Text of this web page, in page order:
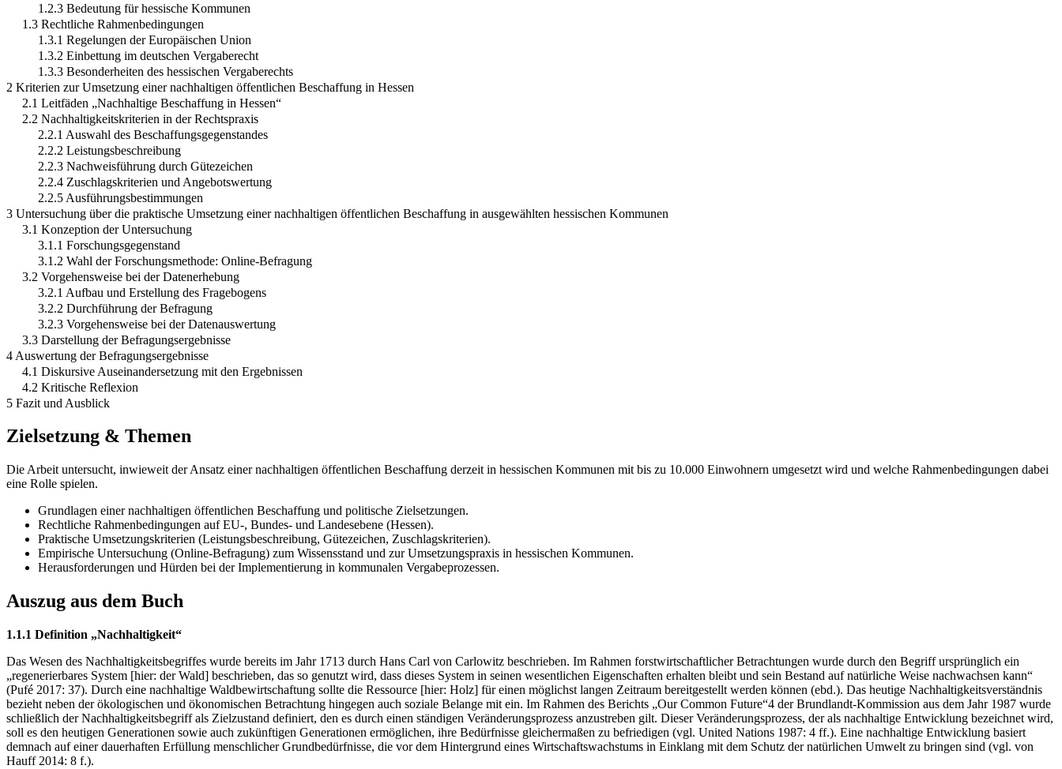
1.2.3 Bedeutung für hessische Kommunen
1.3 Rechtliche Rahmenbedingungen
1.3.1 Regelungen der Europäischen Union
1.3.2 Einbettung im deutschen Vergaberecht
1.3.3 Besonderheiten des hessischen Vergaberechts
2 Kriterien zur Umsetzung einer nachhaltigen öffentlichen Beschaffung in Hessen
2.1 Leitfäden „Nachhaltige Beschaffung in Hessen“
2.2 Nachhaltigkeitskriterien in der Rechtspraxis
2.2.1 Auswahl des Beschaffungsgegenstandes
2.2.2 Leistungsbeschreibung
2.2.3 Nachweisführung durch Gütezeichen
2.2.4 Zuschlagskriterien und Angebotswertung
2.2.5 Ausführungsbestimmungen
3 Untersuchung über die praktische Umsetzung einer nachhaltigen öffentlichen Beschaffung in ausgewählten hessischen Kommunen
3.1 Konzeption der Untersuchung
3.1.1 Forschungsgegenstand
3.1.2 Wahl der Forschungsmethode: Online-Befragung
3.2 Vorgehensweise bei der Datenerhebung
3.2.1 Aufbau und Erstellung des Fragebogens
3.2.2 Durchführung der Befragung
3.2.3 Vorgehensweise bei der Datenauswertung
3.3 Darstellung der Befragungsergebnisse
4 Auswertung der Befragungsergebnisse
4.1 Diskursive Auseinandersetzung mit den Ergebnissen
4.2 Kritische Reflexion
5 Fazit und Ausblick
Zielsetzung & Themen
Die Arbeit untersucht, inwieweit der Ansatz einer nachhaltigen öffentlichen Beschaffung derzeit in hessischen Kommunen mit bis zu 10.000 Einwohnern umgesetzt wird und welche Rahmenbedingungen dabei
eine Rolle spielen.
Grundlagen einer nachhaltigen öffentlichen Beschaffung und politische Zielsetzungen.
Rechtliche Rahmenbedingungen auf EU-, Bundes- und Landesebene (Hessen).
Praktische Umsetzungskriterien (Leistungsbeschreibung, Gütezeichen, Zuschlagskriterien).
Empirische Untersuchung (Online-Befragung) zum Wissensstand und zur Umsetzungspraxis in hessischen Kommunen.
Herausforderungen und Hürden bei der Implementierung in kommunalen Vergabeprozessen.
Auszug aus dem Buch
1.1.1 Definition „Nachhaltigkeit“
Das Wesen des Nachhaltigkeitsbegriffes wurde bereits im Jahr 1713 durch Hans Carl von Carlowitz beschrieben. Im Rahmen forstwirtschaftlicher Betrachtungen wurde durch den Begriff ursprünglich ein
„regenerierbares System [hier: der Wald] beschrieben, das so genutzt wird, dass dieses System in seinen wesentlichen Eigenschaften erhalten bleibt und sein Bestand auf natürliche Weise nachwachsen kann“
(Pufé 2017: 37). Durch eine nachhaltige Waldbewirtschaftung sollte die Ressource [hier: Holz] für einen möglichst langen Zeitraum bereitgestellt werden können (ebd.). Das heutige Nachhaltigkeitsverständnis
bezieht neben der ökologischen und ökonomischen Betrachtung hingegen auch soziale Belange mit ein. Im Rahmen des Berichts „Our Common Future“4 der Brundlandt-Kommission aus dem Jahr 1987 wurde
schließlich der Nachhaltigkeitsbegriff als Zielzustand definiert, den es durch einen ständigen Veränderungsprozess anzustreben gilt. Dieser Veränderungsprozess, der als nachhaltige Entwicklung bezeichnet wird,
soll es den heutigen Generationen sowie auch zukünftigen Generationen ermöglichen, ihre Bedürfnisse gleichermaßen zu befriedigen (vgl. United Nations 1987: 4 ff.). Eine nachhaltige Entwicklung basiert
demnach auf einer dauerhaften Erfüllung menschlicher Grundbedürfnisse, die vor dem Hintergrund eines Wirtschaftswachstums in Einklang mit dem Schutz der natürlichen Umwelt zu bringen sind (vgl. von
Hauff 2014: 8 f.).